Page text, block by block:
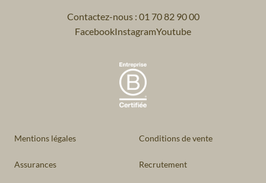
Contactez-nous : 01 70 82 90 00
FacebookInstagramYoutube
Mentions légales Conditions de vente
Assurances Recrutement